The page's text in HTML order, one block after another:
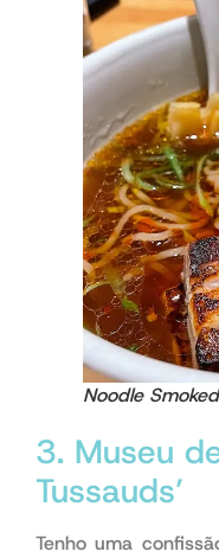
Noodle
3. Museu
Tussauds’
Tenho uma